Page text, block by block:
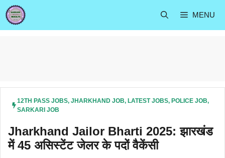
Skip
to
content
MENU
12TH PASS JOBS, JHARKHAND JOB, LATEST JOBS, POLICE JOB,
SARKARI JOB
Jharkhand Jailor Bharti 2025: झारखंड
में 45 असिस्टेंट जेलर के पदों वैकेंसी